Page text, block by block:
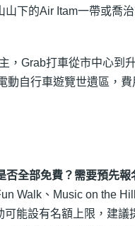
下的Air Itam一帶或喬
，Grab打車從市中心到
動自行車遊覽世遺區，費
全部免費？需要預先報
Walk、Music on the
能設有名額上限，建議